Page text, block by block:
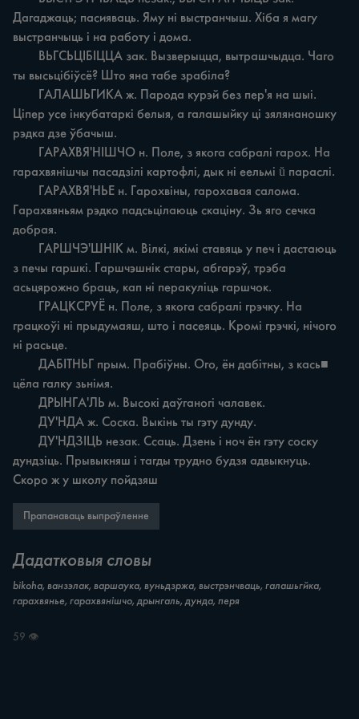
Дагаджаць; пасияваць. Яму ні выстранчыш. Хіба я магу
выстранчыць i на работу i дома.
ты высьцібіўсё? Што яна табе зрабіла?
Ціпер усе інкубатаркі белыя, а галашыйку ці зялянаношку
рэдка дзе ўбачыш.
гарахвянішчы пасадзілі картофлі, дык ні еельмі ŭ параслі.
Гарахвяньям рэдко падсьцілаюць скаціну. Зь яго сечка
добрая.
з печы гаршкі. Гаршчэшнік стары, абгарэў, трэба
асьцярожно браць, кап ні перакуліць гаршчок.
грацкоўі ні прыдумаяш, што i пасеяць. Кромі грэчкі, нічого
ні расьце.
цёла галку зьнімя.
дундзіць. Прывыкняш i тагды трудно будзя адвыкнуць.
Скоро ж у школу пойдзяш
Прапанаваць выпраўленне
Дадатковыя словы
bikoha, ванзэлак, варшаука, вуньдзржа, выстрэнчваць, галашьгйка,
гарахвянье, гарахвянішчо, дрынгаль, дунда, перя
59 👁